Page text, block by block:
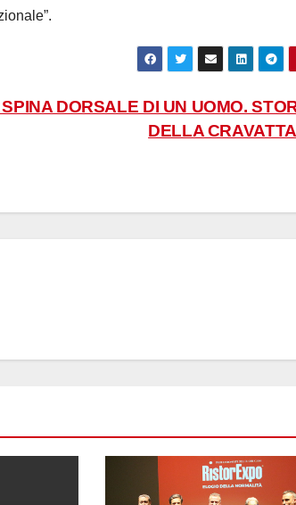
DORSALE DI UN UOMO.
DELLA